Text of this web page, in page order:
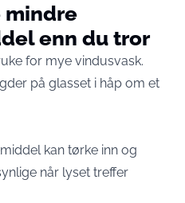
mindre
enn du tror
for mye vindusvask.
på glasset i håp om et
kan tørke inn og
når lyset treffer